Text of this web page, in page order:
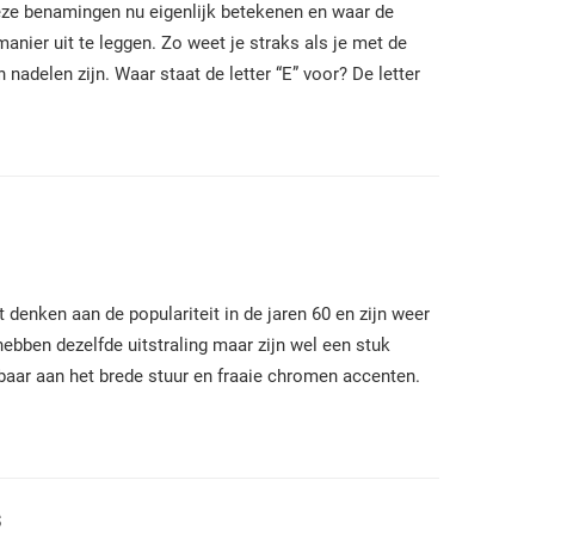
benamingen nu eigenlijk betekenen en waar de
uit te leggen. Zo weet je straks als je met de
nadelen zijn. Waar staat de letter “E” voor? De letter
aan de populariteit in de jaren 60 en zijn weer
dezelfde uitstraling maar zijn wel een stuk
aan het brede stuur en fraaie chromen accenten.